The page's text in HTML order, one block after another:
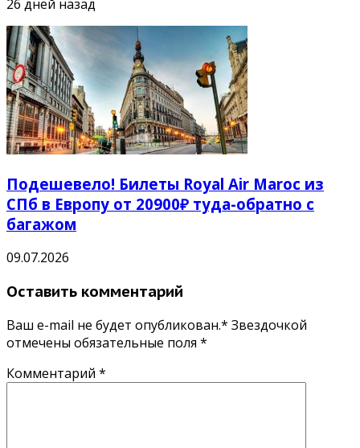
26 дней назад
Подешевело! Билеты Royal Air Maroc из
СПб в Европу от 20900₽ туда-обратно с
багажом
09.07.2026
Оставить комментарий
Ваш e-mail не будет опубликован.* Звездочкой
отмечены обязательные поля *
Комментарий *